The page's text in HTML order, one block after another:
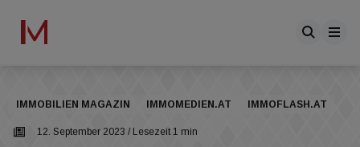
IMMOBILIEN MAGAZIN IMMOMEDIEN.AT IMMOFLASH.AT
12. September 2023 / Lesezeit 1 min